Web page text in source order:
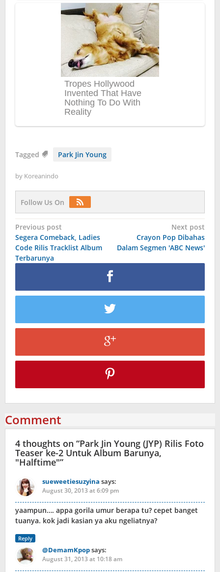
Tagged Park Jin Young
by Koreanindo
Follow Us On
Post
navigation
Previous post
Segera Comeback, Ladies
Code Rilis Tracklist Album
Terbarunya
Next post
Crayon Pop Dibahas
Dalam Segmen 'ABC News'
Comment
4 thoughts on “Park Jin Young (JYP) Rilis Foto
Teaser ke-2 Untuk Album Barunya,
"Halftime"”
sueweetiesuzyina says:
August 30, 2013 at 6:09 pm
yaampun…. appa gorila umur berapa tu? cepet banget
tuanya. kok jadi kasian ya aku ngeliatnya?
Reply
@DemamKpopsays:
August 31, 2013 at 10:18 am